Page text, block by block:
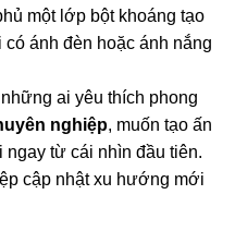
một lớp bột khoáng tạo
ánh đèn hoặc ánh nắng
ai yêu thích phong
nghiệp, muốn tạo ấn
từ cái nhìn đầu tiên.
cập nhật xu hướng mới